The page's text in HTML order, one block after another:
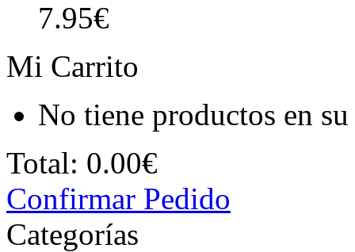
7.95€
Mi Carrito
No tiene productos en
Total: 0.00€
Confirmar Pedido
Categorías